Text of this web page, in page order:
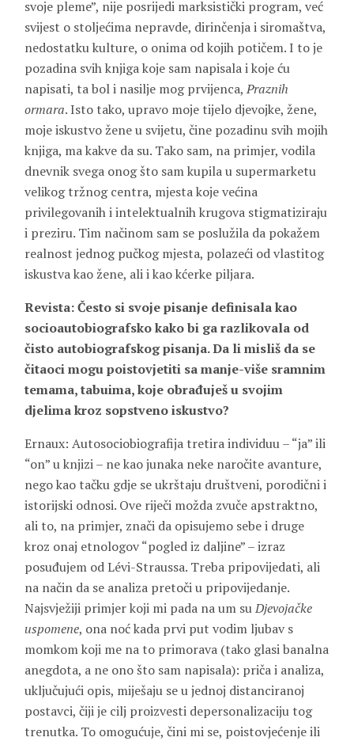
svoje pleme”, nije posrijedi marksistički program, već
svijest o stoljećima nepravde, dirinčenja i siromaštva,
nedostatku kulture, o onima od kojih potičem. I to je
pozadina svih knjiga koje sam napisala i koje ću
napisati, ta bol i nasilje mog prvijenca, Praznih
ormara. Isto tako, upravo moje tijelo djevojke, žene,
moje iskustvo žene u svijetu, čine pozadinu svih mojih
knjiga, ma kakve da su. Tako sam, na primjer, vodila
dnevnik svega onog što sam kupila u supermarketu
velikog tržnog centra, mjesta koje većina
privilegovanih i intelektualnih krugova stigmatiziraju
i preziru. Tim načinom sam se poslužila da pokažem
realnost jednog pučkog mjesta, polazeći od vlastitog
iskustva kao žene, ali i kao kćerke piljara.
Revista: Često si svoje pisanje definisala kao
socioautobiografsko kako bi ga razlikovala od
čisto autobiografskog pisanja. Da li misliš da se
čitaoci mogu poistovjetiti sa manje-više sramnim
temama, tabuima, koje obrađuješ u svojim
djelima kroz sopstveno iskustvo?
Ernaux: Autosociobiografija tretira individuu – “ja” ili
“on” u knjizi – ne kao junaka neke naročite avanture,
nego kao tačku gdje se ukrštaju društveni, porodični i
istorijski odnosi. Ove riječi možda zvuče apstraktno,
ali to, na primjer, znači da opisujemo sebe i druge
kroz onaj etnologov “pogled iz daljine” – izraz
posuđujem od Lévi-Straussa. Treba pripovijedati, ali
na način da se analiza pretoči u pripovijedanje.
Najsvježiji primjer koji mi pada na um suDjevojačke
uspomene, ona noć kada prvi put vodim ljubav s
momkom koji me na to primorava (tako glasi banalna
anegdota, a ne ono što sam napisala): priča i analiza,
uključujući opis, miješaju se u jednoj distanciranoj
postavci, čiji je cilj proizvesti depersonalizaciju tog
trenutka. To omogućuje, čini mi se, poistovjećenje ili